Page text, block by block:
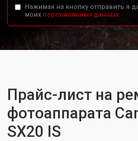
Нажимая на кнопку отправить я
моих персональных данных.
Прайс-лист на
фотоаппарата
SX20 IS